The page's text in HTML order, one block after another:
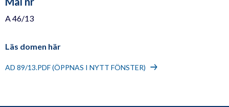
A 46/13
Läs domen här
AD 89/13.PDF (ÖPPNAS I NYTT FÖNSTER)